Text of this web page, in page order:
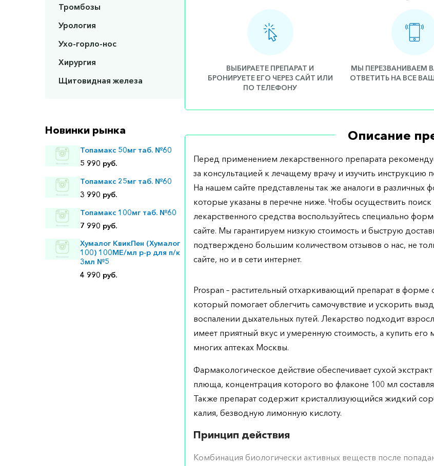
Тромбозы
Урология
Ухо-горло-нос
Хирургия
Щитовидная железа
Новинки рынка
Топамакс 50мг таб. №60
5 990 руб.
Топамакс 25мг таб. №60
3 990 руб.
Топамакс 100мг таб. №60
7 990 руб.
Хумалог КвикПен (Хумалог
100) 100МЕ/мл р-р для п/к
3мл №5
4 990 руб.
ВЫБИРАЕТЕ ПРЕПАРАТ И
БРОНИРУЕТЕ ЕГО ЧЕРЕЗ САЙТ ИЛИ
ПО ТЕЛЕФОНУ
МЫ ПЕРЕЗВАНИВАЕМ
ОТВЕТИТЬ НА ВСЕ
Описание
Перед применением лекарственного препарата
за консультацией к лечащему врачу и изучить инструкцию
На нашем сайте представлены так же аналоги в различных
которые указаны в перечне ниже. Чтобы осуществить поиск
лекарственного средства воспользуйтесь специально
сайте. Мы гарантируем низкую стоимость и быструю
подтверждено большим количеством отзывов о нас, не
сайте, но и в сети интернет.
Prospan – растительный отхаркивающий препарат в форме
который помогает облегчить самочувствие и ускорить
воспалении дыхательных путей. Лекарство подходит
имеет приятный вкус и умеренную стоимость, а купить его
многих аптеках Москвы.
Фармакологическое действие обеспечивает сухой экстракт
плюща, концентрация которого во флаконе 100 мл
Также препарат содержит кристаллизующийся жидкий
калия, безводную лимонную кислоту.
Принцип действия
Комбинация биологически активных веществ после